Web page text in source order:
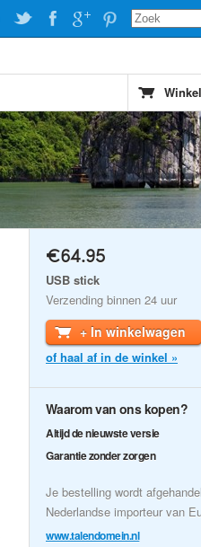
€64.95
USB stick
Verzending binnen 24 uur
+ In winkelwagen
of haal af in de winkel »
Waarom van ons kopen?
Altijd de nieuwste versie
Garantie zonder zorgen
Je bestelling wordt
Nederlandse importeur van
www.talendomein.nl